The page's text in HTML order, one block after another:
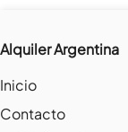
Alquiler Argentina
Inicio
Contacto